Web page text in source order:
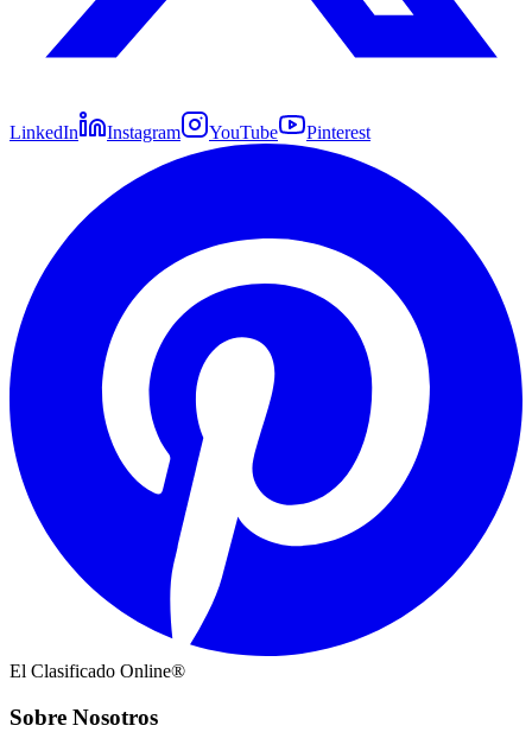
LinkedIn Instagram YouTube Pinterest
El Clasificado Online®
Sobre Nosotros